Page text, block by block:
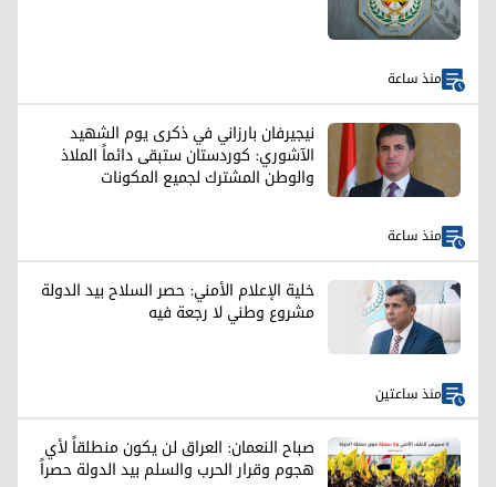
منذ ساعة
نيجيرفان بارزاني في ذكرى يوم الشهيد
الآشوري: كوردستان ستبقى دائماً الملاذ
والوطن المشترك لجميع المكونات
منذ ساعة
خلية الإعلام الأمني: حصر السلاح بيد الدولة
مشروع وطني لا رجعة فيه
منذ ساعتين
صباح النعمان: العراق لن يكون منطلقاً لأي
هجوم وقرار الحرب والسلم بيد الدولة حصراً